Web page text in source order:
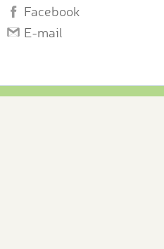
Facebook
E-mail